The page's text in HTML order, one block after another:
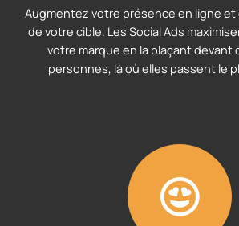
Augmentez votre présence en ligne et
de votre cible. Les Social Ads
votre marque en la plaçant devant
personnes, là où elles passent le